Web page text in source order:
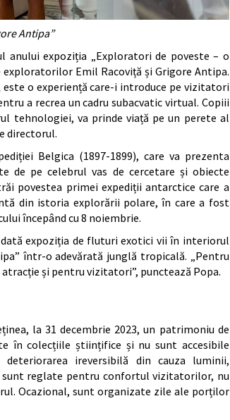
Antipa”
expoziția „Exploratori de poveste – o
exploratorilor Emil Racoviță și Grigore Antipa.
este o experiență care-i introduce pe vizitatori
a recrea un cadru subacvatic virtual. Copiii
tehnologiei, va prinde viață pe un perete al
directorul.
Belgica (1897-1899), care va prezenta
de pe celebrul vas de cercetare și obiecte
povestea primei expediții antarctice care a
din istoria explorării polare, în care a fost
începând cu 8 noiembrie.
expoziția de fluturi exotici vii în interiorul
într-o adevărată junglă tropicală. „Pentru
și pentru vizitatori”, punctează Popa.
la 31 decembrie 2023, un patrimoniu de
în colecțiile științifice și nu sunt accesibile
ireversibilă din cauza luminii,
reglate pentru confortul vizitatorilor, nu
Ocazional, sunt organizate zile ale porților